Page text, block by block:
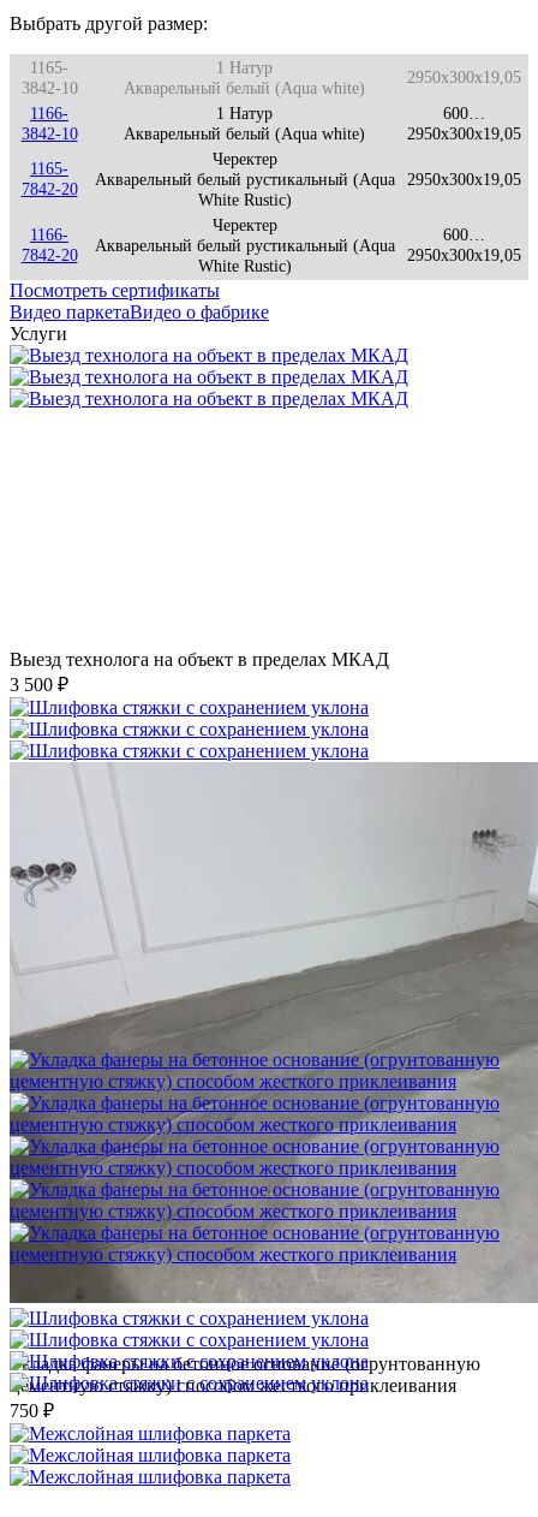
Выбрать другой размер:
1165-
3842-10
1 Натур
Акварельный белый (Aqua white)
2950x300x19,05
1166-
3842-10
1 Натур
Акварельный белый (Aqua white)
600…
2950x300x19,05
1165-
7842-20
Черектер
Акварельный белый рустикальный (Aqua
White Rustic)
2950x300x19,05
1166-
7842-20
Черектер
Акварельный белый рустикальный (Aqua
White Rustic)
600…
2950x300x19,05
Посмотреть сертификаты
Видео паркетаВидео о фабрике
Услуги
Выезд технолога на объект в пределах МКАД
3 500 ₽
Шлифовка стяжки с сохранением уклона
1 500 ₽
Укладка фанеры на бетонное основание (огрунтованную
цементную стяжку) способом жесткого приклеивания
750 ₽